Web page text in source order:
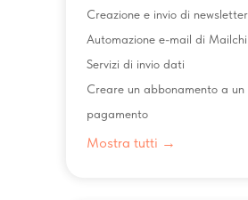
Creazione e invio di newsletter
Automazione e-mail di
Servizi di invio dati
Creare un abbonamento a un
pagamento
Mostra tutti →